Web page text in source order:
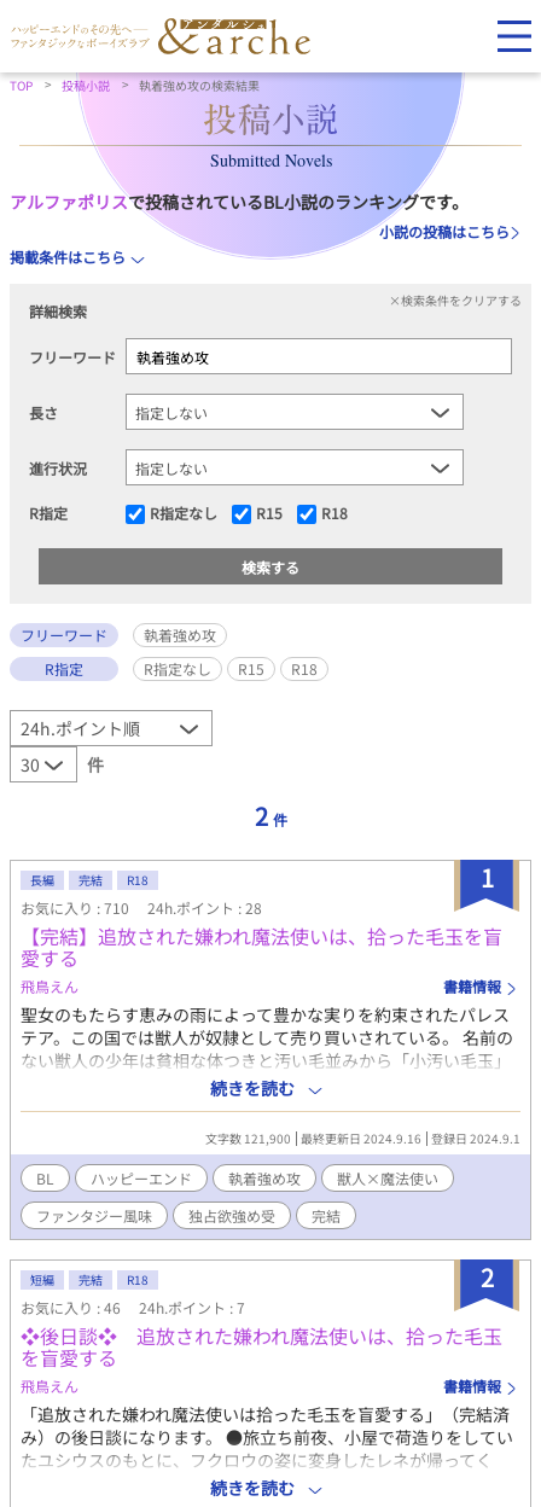
TOP 投稿小説 執着強め攻の検索結果
Submitted Novels
アルファポリスで投稿されているBL小説のランキングです。
小説の投稿はこちら
掲載条件はこちら
詳細検索
×検索条件をクリアする
フリーワード
長さ
進行状況
R指定 R指定なし R15 R18
フリーワード
執着強め攻
R指定
R指定なし R15 R18
件
2 件
1
長編 完結 R18
お気に入り : 710 24h.ポイント : 28
【完結】追放された嫌われ魔法使いは、拾った毛玉を盲
愛する
飛鳥えん 書籍情報
聖女のもたらす恵みの雨によって豊かな実りを約束されたパレス
テア。この国では獣人が奴隷として売り買いされている。 名前の
ない獣人の少年は貧相な体つきと汚い毛並みから「小汚い毛玉」
と呼ばれて、売り物にならない代わりに奴隷小屋で商品の世話を
させられていた。淡々と生きる毛玉の前に、見たことないほど美
しく、目を布で覆い隠した異様な風体の魔法使いが現れ「冬用の
毛皮にする」と言って獣人たちを買おうとする。仲間の獣人を見
逃す代わりに「ひざ掛け一枚分」として自分を買ってもらえるよ
うお願いする少年を、魔法使いは沼地の森に連れ帰った。いつ毛
皮を剥がされるかとビクビクしていると、魔法使いは彼を風呂に
放り込み、鋏を手に取った…… 事情があって人目を避けて暮ら
す、齢100歳以上の素直じゃない＆家事が出来ない＆独占欲が強
い天然？魔法使い【受】と、純粋だけど本能的な執着心が強い獣
人の少年（→青年）【攻】が、魔法使いの過去の因縁に巻き込ま
れていくお話です。 女性の登場人物が出てきます。 （完結済。感
想いただけたらとても嬉しいです！） ブクマや評価、誤字報
告、大変ありがとうございます！
続きを読む
文字数 121,900 最終更新日 2024.9.16 登録日 2024.9.1
BL ハッピーエンド 執着強め攻
獣人×魔法使い
ファンタジー風味
独占欲強め受 完結
2
短編 完結 R18
お気に入り : 46 24h.ポイント : 7
❖後日談❖ 追放された嫌われ魔法使いは、拾った毛玉
を盲愛する
飛鳥えん 書籍情報
「追放された嫌われ魔法使いは拾った毛玉を盲愛する」（完結済
み）の後日談になります。 ●旅立ち前夜、小屋で荷造りをしてい
たユシウスのもとに、フクロウの姿に変身したレネが帰ってく
る。最愛の人にまとわりつくユシウスに、レネは機嫌よく「ユシ
続きを読む